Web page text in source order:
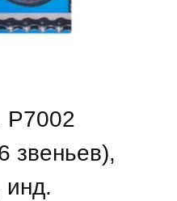
P7002
звеньев),
инд.